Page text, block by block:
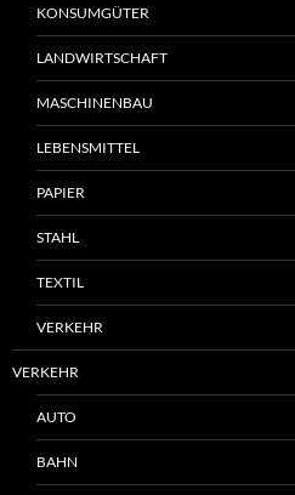
KONSUMGÜTER
LANDWIRTSCHAFT
MASCHINENBAU
LEBENSMITTEL
PAPIER
STAHL
TEXTIL
VERKEHR
VERKEHR
AUTO
BAHN